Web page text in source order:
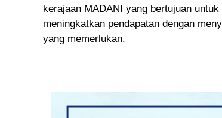
kerajaan MADANI yang bertujuan
meningkatkan pendapatan dengan
yang memerlukan.